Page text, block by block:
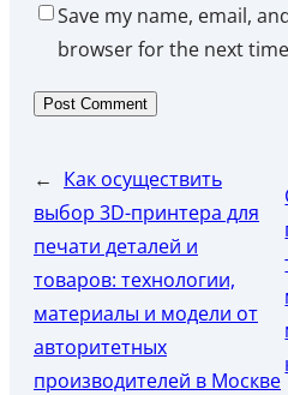
Save my name, email,
browser for the next
← Как осуществить
выбор 3D-принтера для
печати деталей и
товаров: технологии,
материалы и модели от
авторитетных
производителей в Москве